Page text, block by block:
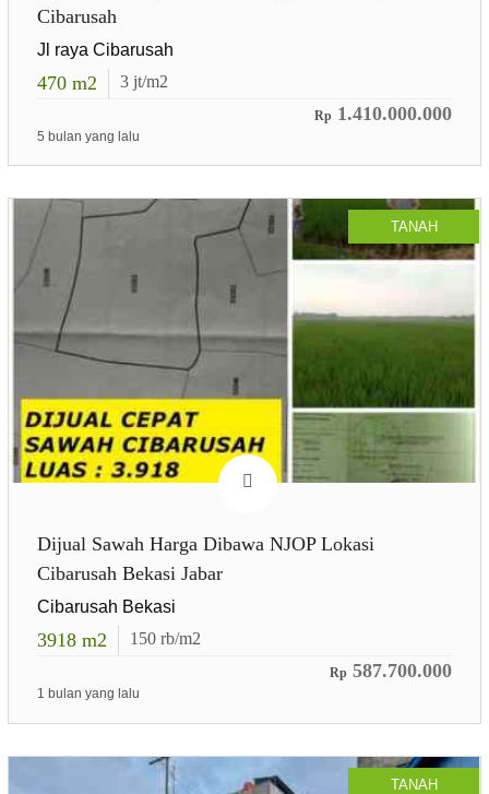
Cibarusah
Jl raya Cibarusah
470 m2 3 jt/m2
Rp 1.410.000.000
5 bulan yang lalu
TANAH
Dijual Sawah Harga Dibawa NJOP Lokasi
Cibarusah Bekasi Jabar
Cibarusah Bekasi
3918 m2 150 rb/m2
Rp 587.700.000
1 bulan yang lalu
TANAH